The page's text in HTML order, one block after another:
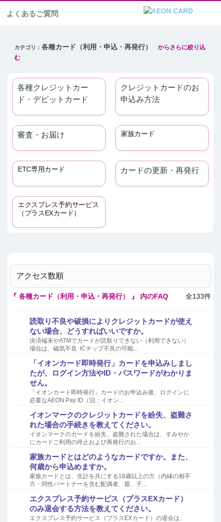
よくあるご質問
各種カード（利用・申込・再発行）
各種クレジットカー
ド・デビットカード
クレジットカードのお
申込み方法
審査・お届け 家族カード
ETC専用カード カードの更新・再発行
エクスプレス予約サービス
（プラスEXカード）
『 各種カード（利用・申込・再発行） 』 内のFAQ 全133件
読取り不良や破損によりクレジットカードが使え
ない場合、どうすればいいですか。
決済端末やATMでカードが読取りできない（利用できない）
場合は、磁気不良･ICチップ不良の可能...
「イオンカード即時発行」カードを申込みしまし
たが、ログイン方法やID・パスワードがわかりま
せん。
「イオンカード即時発行」カードのお申込み後、ログインに
必要なAEON Pay ID（旧：イオン...
イオンマークのクレジットカードを紛失、盗難さ
れた場合の手続きを教えてください。
イオンマークのカードを紛失、盗難された場合は、すみやか
にカードご利用の停止および再発行のお...
家族カードとはどのようなカードですか。また、
何歳から申込めますか。
家族カードとは、生計を共にする18歳以上の方（内縁の相手
方・同性パートナーを含む配偶者、親、子...
エクスプレス予約サービス（プラスEXカード）
のみ退会する方法を教えてください。
エクスプレス予約サービス（プラスEXカード）の退会は、